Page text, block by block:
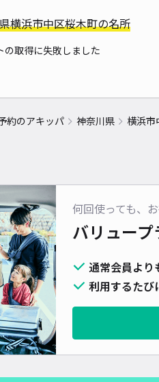
横浜市中区桜木町の名所
の取得に失敗しました
約のアキッパ 神奈川県 横浜市
何回使っても、
バリュープ
通常会員より
利用するたび